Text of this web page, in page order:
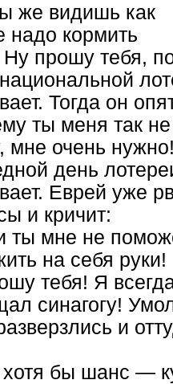
же видишь как
кормить
Ну прошу тебя,
Тогда он
ты меня так
мне очень
день
Еврей уже
и кричит:
ты мне не
на себя
тебя! Я
синагогу!
и
бы шанс —